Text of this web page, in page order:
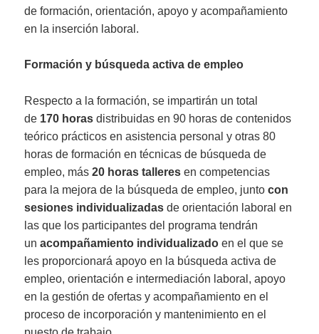
de formación, orientación, apoyo y acompañamiento
en la inserción laboral.
Formación y búsqueda activa de empleo
Respecto a la formación, se impartirán un total
de 170 horas distribuidas en 90 horas de contenidos
teórico prácticos en asistencia personal y otras 80
horas de formación en técnicas de búsqueda de
empleo, más20 horas talleres en competencias
para la mejora de la búsqueda de empleo, juntocon
sesiones individualizadas de orientación laboral en
las que los participantes del programa tendrán
un acompañamiento individualizado en el que se
les proporcionará apoyo en la búsqueda activa de
empleo, orientación e intermediación laboral, apoyo
en la gestión de ofertas y acompañamiento en el
proceso de incorporación y mantenimiento en el